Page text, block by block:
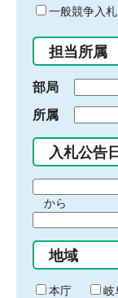
ド
入
力
一般競争入札
担当所属
部局
所属
入札公告日
間
始
り
から
間
終
わ
地域
本庁
岐